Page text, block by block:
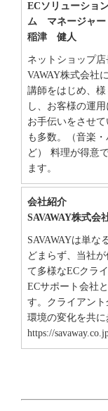
ECソリューショ
ム マネージャー
稲津 健人
ネットショップ
VAWAY株式会社
講師をはじめ、
し、お客様の運
お手伝いをさせ
も多数。（音楽
ど） 料理が得意
ます。
会社紹介
SAVAWAY株式会
SAVAWAYは単な
どまらず、当社
て多様なECクラ
ECサポート会社
す。クライアント
環境の変化を共に
https://